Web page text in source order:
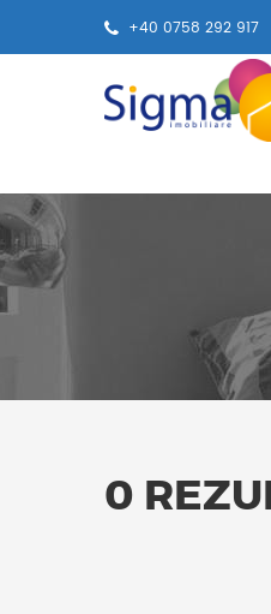
+40 0758 292 917
0